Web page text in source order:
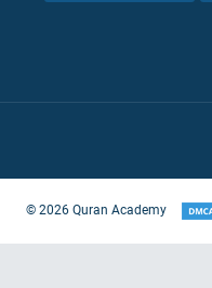
©2026Quran Academy